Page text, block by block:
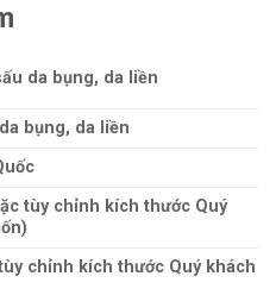
da bụng, da liền
bụng, da liền
tùy chỉnh kích thước Quý
chỉnh kích thước Quý khách